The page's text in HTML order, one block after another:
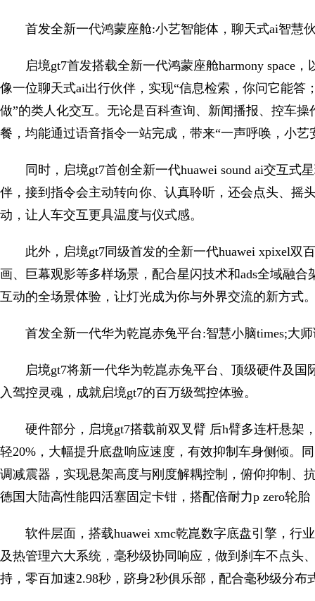
首发全新一代鸿蒙座舱:小艺智能体，聊天式ai智慧
启境gt7首发搭载全新一代鸿蒙座舱harmony space
像一位聊天式ai出行伙伴，实现“信息检索，你问它能
做”的类人化交互。无论是百科查询、新闻播报、控车
餐，均能通过语音指令一站完成，带来“一声呼唤，小艺
同时，启境gt7首创全新一代huawei sound ai交互
伴，接到指令会主动转向你、认真聆听，还会点头、摇
动，让人车交互更具温度与仪式感。
此外，启境gt7同级首发的全新一代huawei xpixel
画、巨幕观影等多样场景，配合星闪技术和ads全域融
互动的全场景体验，让灯光成为你与外界交流的新方式
首发全新一代华为乾崑赤兔平台:智慧小脑times;大
启境gt7将新一代华为乾崑赤兔平台、顶级硬件及
入驾控灵魂，成就启境gt7的百万级驾控体验。
硬件部分，启境gt7搭载前双叉臂 后h臂多连杆悬架
轻20%，大幅提升底盘响应速度，有效抑制车身侧倾。
调减震器，实现悬架高度与刚度解耦控制，俯仰抑制、
德国大陆高性能四活塞固定卡钳，搭配倍耐力p zero轮
软件层面，搭载huawei xmc乾崑数字底盘引擎，行
及热管理六大系统，毫秒级协同响应，做到刹车不点头
持，零百加速2.98秒，跻身2秒俱乐部，配合毫秒级分布